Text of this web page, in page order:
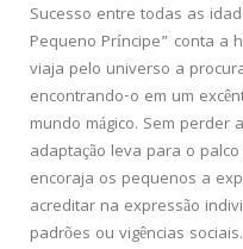
Sucesso entre todas as
Pequeno Príncipe” conta a
viaja pelo universo a
encontrando-o em um
mundo mágico. Sem perder
adaptação leva para o
encoraja os pequenos a
acreditar na expressão
padrões ou vigências sociais.